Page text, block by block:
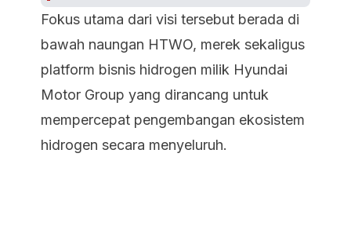
Fokus utama dari visi tersebut berada di
bawah naungan HTWO, merek sekaligus
platform bisnis hidrogen milik Hyundai
Motor Group yang dirancang untuk
mempercepat pengembangan ekosistem
hidrogen secara menyeluruh.